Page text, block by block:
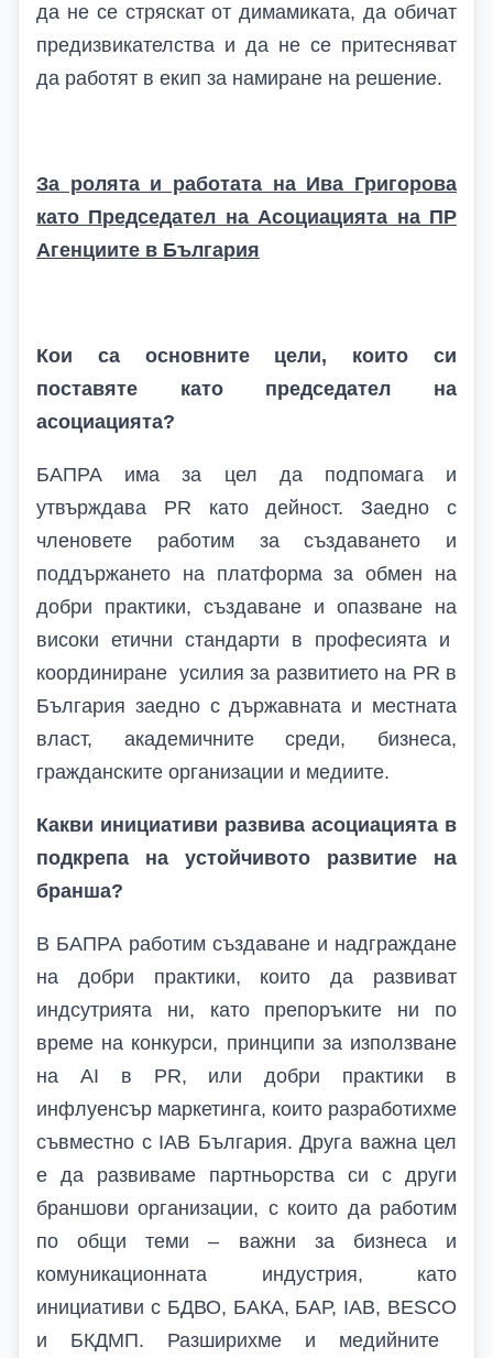
да не се стряскат от димамиката, да обичат
предизвикателства и да не се притесняват
да работят в екип за намиране на решение.
За ролята и работата на Ива Григорова
като Председател на Асоциацията на ПР
Агенциите в България
Кои са основните цели, които си
поставяте като председател на
асоциацията?
БАПРА има за цел да подпомага и
утвърждава PR като дейност. Заедно с
членовете работим засъздаването и
поддържането наплатформа за обмен на
добри практики, създаване и опазване на
високи етични стандарти в професията и
координиране усилия за развитието на PR в
България заедно сдържавната и местната
власт, академичните среди, бизнеса,
гражданските организации и медиите.
Какви инициативи развива асоциацията в
подкрепа на устойчивото развитие на
бранша?
В БАПРА работим създаване и надграждане
на добри практики, които да развиват
индсутрията ни, като препоръките ни по
време на конкурси, принципи за използване
на AI в PR, илидобри практики в
инфлуенсър маркетинга, които разработихме
съвместно с IAB България. Друга важна цел
е да развиваме партньорства си с други
браншови организации, с които да работим
по общи теми – важни за бизнеса и
комуникационната индустрия, като
инициативи с БДВО, БАКА, БАР, IAB, BESCO
и БКДМП. Разширихме и медийните